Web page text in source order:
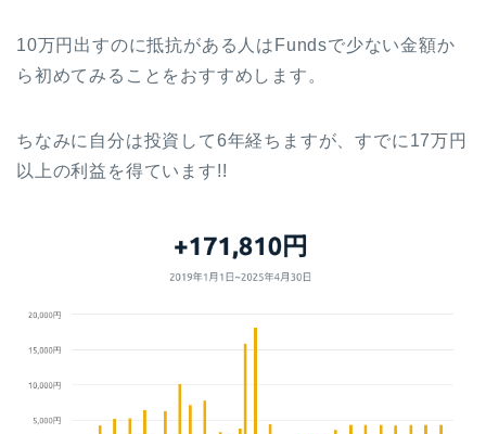
10万円出すのに抵抗がある人はFundsで少ない金額か
ら初めてみることをおすすめします。
ちなみに自分は投資して6年経ちますが、すでに17万円
以上の利益を得ています!!